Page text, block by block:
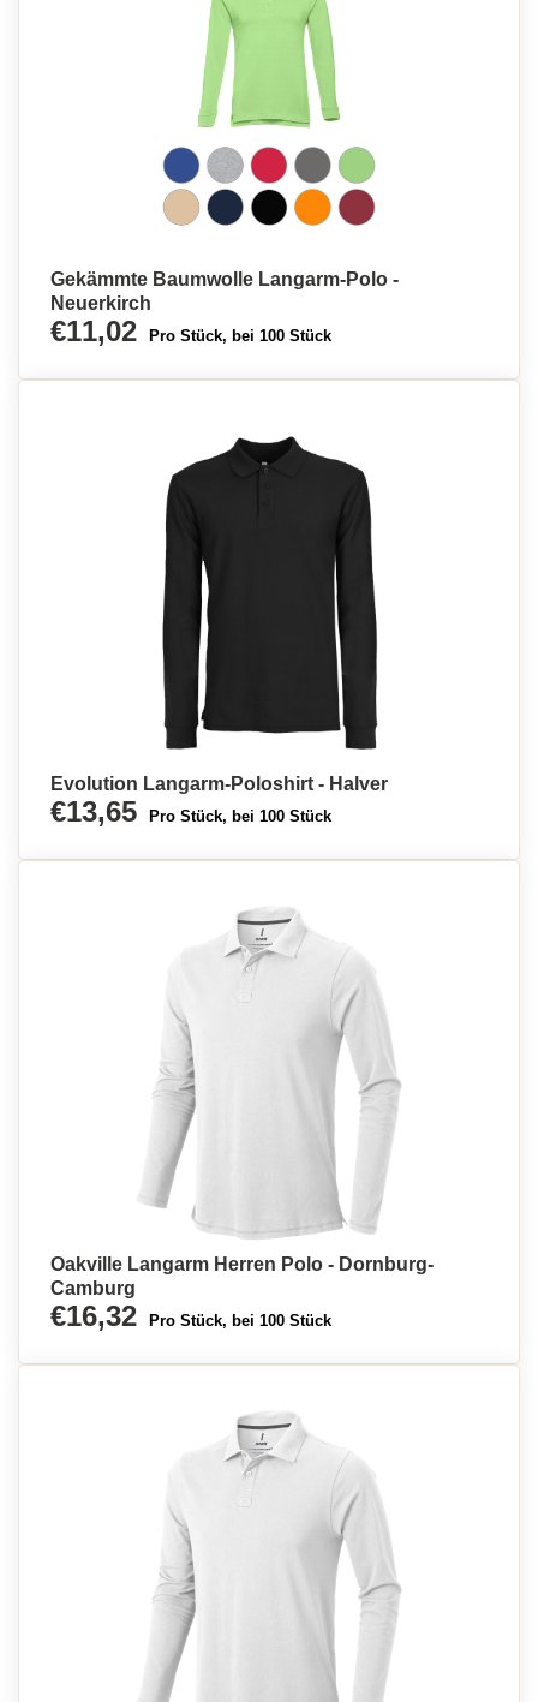
Gekämmte Baumwolle Langarm-Polo -
Neuerkirch
€11,02 Pro Stück, bei 100 Stück
Evolution Langarm-Poloshirt - Halver
€13,65 Pro Stück, bei 100 Stück
Oakville Langarm Herren Polo - Dornburg-
Camburg
€16,32 Pro Stück, bei 100 Stück